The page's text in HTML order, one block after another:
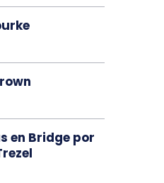
en Bridge por